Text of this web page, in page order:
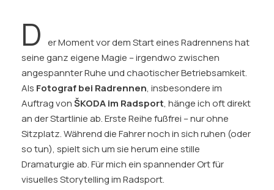
Instagram
LinkedIn
Email
Phone
D er Moment vor dem Start eines Radrennens hat
seine ganz eigene Magie – irgendwo zwischen
angespannter Ruhe und chaotischer Betriebsamkeit.
Als Fotograf bei Radrennen, insbesondere im
Auftrag vonŠKODA im Radsport, hänge ich oft direkt
an der Startlinie ab. Erste Reihe fußfrei – nur ohne
Sitzplatz. Während die Fahrer noch in sich ruhen (oder
so tun), spielt sich um sie herum eine stille
Dramaturgie ab. Für mich ein spannender Ort für
visuelles Storytelling im Radsport.